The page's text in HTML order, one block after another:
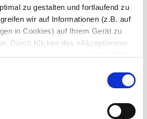
zu gestalten und fortlaufend zu
wir auf Informationen (z.B. auf
in Cookies) auf Ihrem Gerät zu
Durch Klicken des «Akzeptieren»-
ändern, indem Sie auf
unseren Partnern gemeldet und
auf die Browserdaten. Weitere